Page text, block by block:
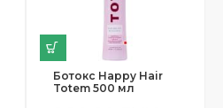
Ботокс Happy Hair
Totem 500 мл